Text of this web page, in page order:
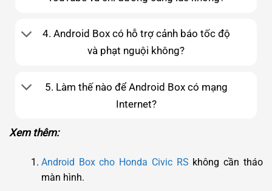
4. Android Box có hỗ trợ cảnh báo tốc độ
và phạt nguội không?
5. Làm thế nào để Android Box có mạng
Internet?
Xem thêm:
Android Box cho Honda Civic RS không cần tháo
màn hình.